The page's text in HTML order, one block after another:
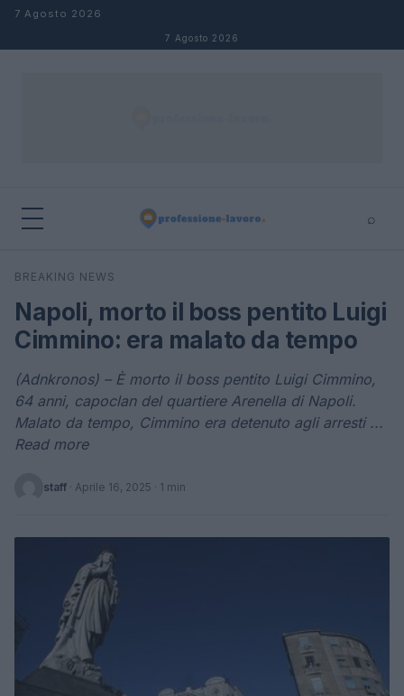
Salta al contenuto
7 Agosto 2026
7 Agosto 2026
⌕
Cerca
BREAKING NEWS
Napoli, morto il boss pentito Luigi
Cimmino: era malato da tempo
(Adnkronos) – È morto il boss pentito Luigi Cimmino,
64 anni, capoclan del quartiere Arenella di Napoli.
Malato da tempo, Cimmino era detenuto agli arresti ...
Read more
staff · Aprile 16, 2025 · 1 min